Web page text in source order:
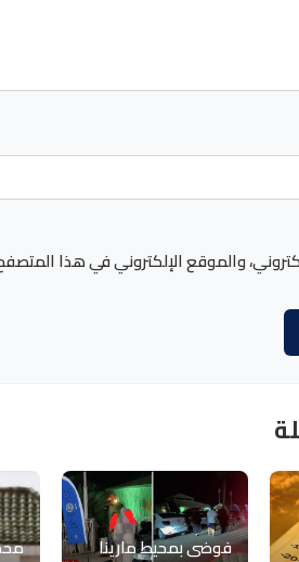
والموقع الإلكتروني في هذا
فوضى بمحيط مارينا